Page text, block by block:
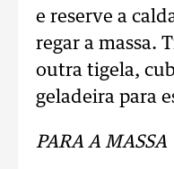
e reserve a
regar a massa.
outra tigela,
geladeira para
PARA A MASSA